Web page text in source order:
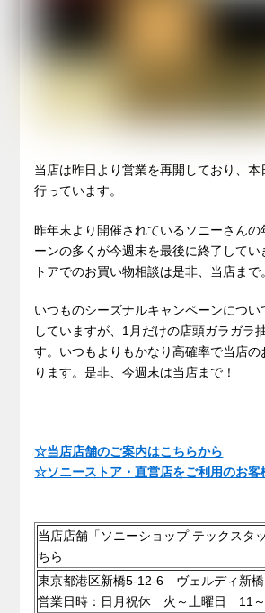
当店は昨日より営業を再開しており、本
行っています。
昨年末より開催されているソニーさん
ーンの多くが今週末を最後に終了してい
トアでのお買い物相談は是非、当店まで
いつものシーズナルキャンペーンにつ
していますが、1月だけの店頭ガラガラ
す。いつもよりもかなり高確率で当店の
ります。是非、今週末は当店まで！
☆当店店舗のご案内はこちらから
☆ソニーストア・直営店をご利用のお客
当店店舗「ソニーショップ テックスタ
ちら
東京都港区新橋5-12-6 ヴェルディ新
営業日時：日月祝休 火～土曜日 11